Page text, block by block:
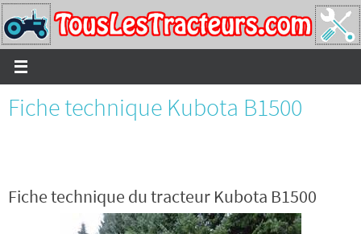
Passer
vers
le
contenu
Fiche technique Kubota B1500
Fiche technique du tracteur Kubota B1500